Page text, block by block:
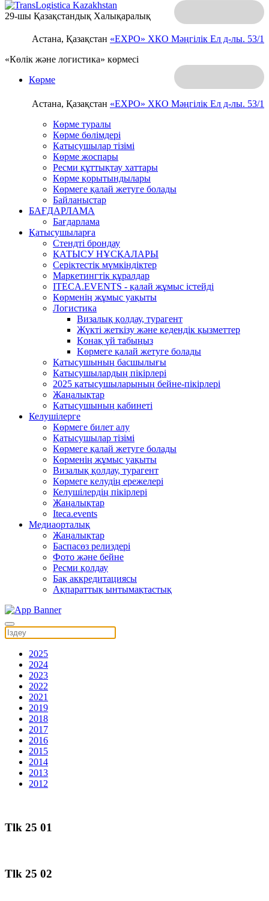
Астана, Қазақстан «EXPO» ХКО Мәңгілік Ел д-лы. 53/1
29-шы Қазақстандық Халықаралық
«Көлік және логистика» көрмесі
Астана, Қазақстан «EXPO» ХКО Мәңгілік Ел д-лы. 53/1
Көрме
Көрме туралы
Көрме бөлімдері
Қатысушылар тізімі
Көрме жоспары
Ресми құттықтау хаттары
Көрме қорытындылары
Көрмеге қалай жетуге болады
Байланыстар
БАҒДАРЛАМА
Бағдарлама
Қатысушыларға
Стендті брондау
ҚАТЫСУ НҰСҚАЛАРЫ
Серіктестік мүмкіндіктер
Маркетингтік құралдар
ITECA.EVENTS - қалай жұмыс істейді
Көрменің жұмыс уақыты
Логистика
Визалық қолдау, турагент
Жүкті жеткізу және кедендік қызметтер
Қонақ үй табыңыз
Kөрмеге қалай жетуге болады
Қатысушының басшылығы
Қатысушылардың пікірлері
2025 қатысушыларының бейне-пікірлері
Жаңалықтар
Қатысушының кабинеті
Келушілерге
Көрмеге билет алу
Қатысушылар тізімі
Көрмеге қалай жетуге болады
Көрменің жұмыс уақыты
Визалық қолдау, турагент
Көрмеге келудің ережелері
Келушілердің пікірлері
Жаңалықтар
Iteca.events
Медиаорталық
Жаңалықтар
Баспасөз релиздері
Фото және бейне
Ресми қолдау
Бақ аккредитациясы
Ақпараттық ынтымақтастық
2025
2024
2023
2022
2021
2019
2018
2017
2016
2015
2014
2013
2012
Tlk 25 01
Tlk 25 02